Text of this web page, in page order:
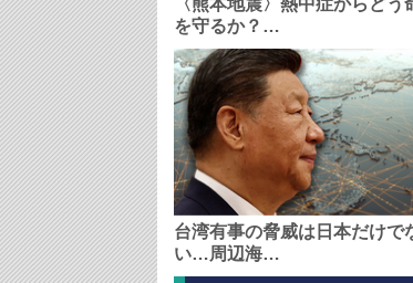
を守るか？…
台湾有事の脅威は日本だけで
い…周辺海…